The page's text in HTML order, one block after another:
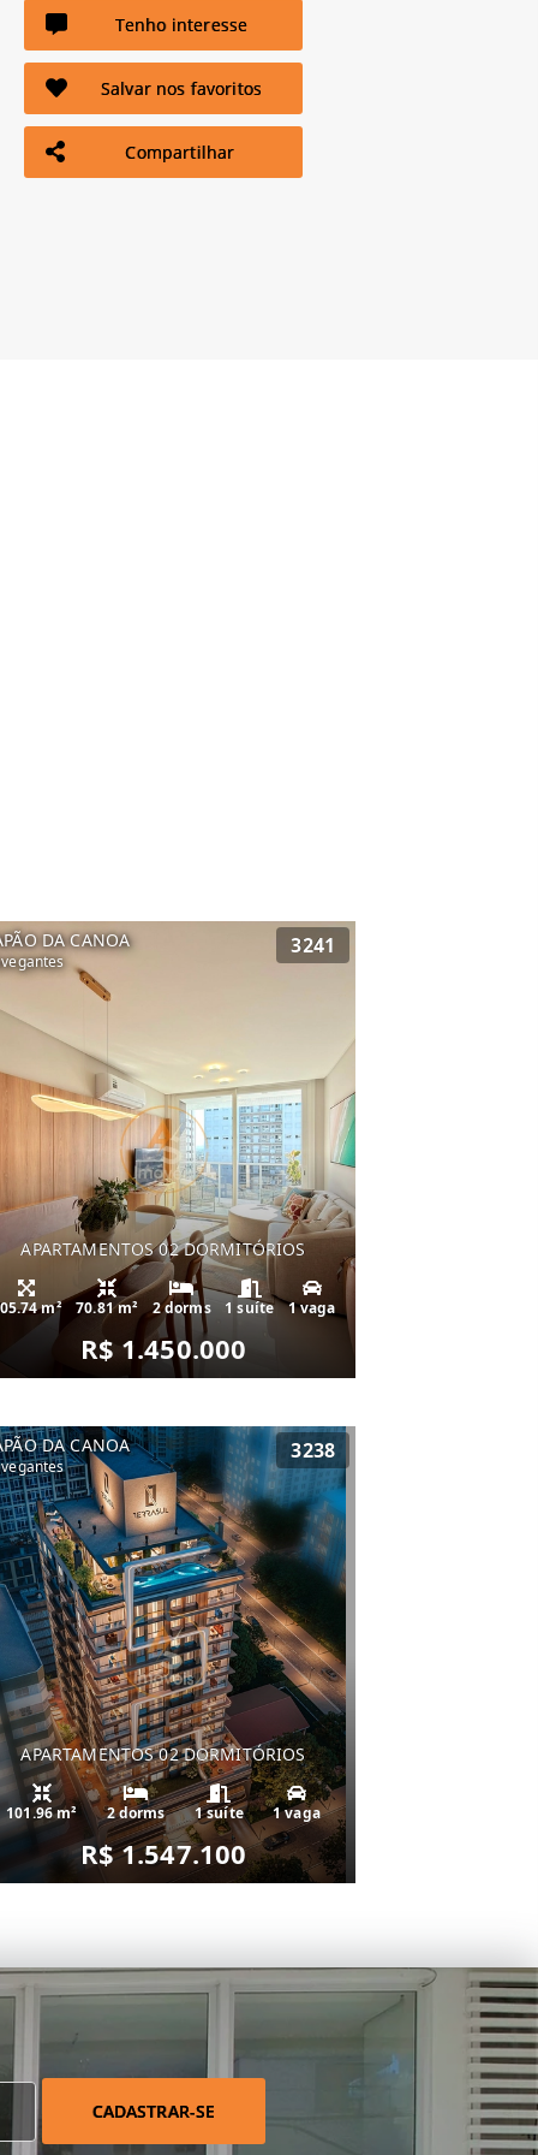
Tenho interesse
Salvar nos favoritos
Compartilhar
DA CANOA 3241
APARTAMENTOS 02 DORMITÓRIOS
m² 70.81 m² 2 dorms 1 suíte 1 vaga
R$ 1.450.000
DA CANOA 3238
APARTAMENTOS 02 DORMITÓRIOS
101.96 m² 2 dorms 1 suíte 1 vaga
R$ 1.547.100
CADASTRAR-SE